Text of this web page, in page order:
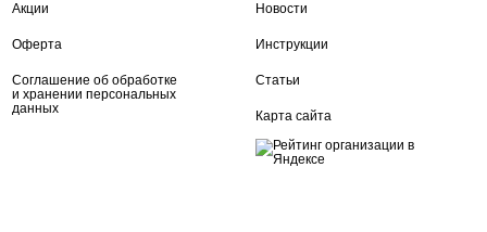
Акции
Оферта
Соглашение об обработке
и хранении персональных
данных
Новости
Инструкции
Статьи
Карта сайта